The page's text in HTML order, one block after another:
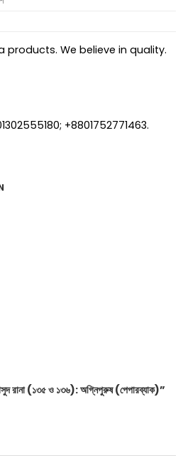
products. We believe in quality.
+8801752771463.
(১৩৫ ও ১৩৬): অগ্নিপুরুষ (পেপারব্যাক)”